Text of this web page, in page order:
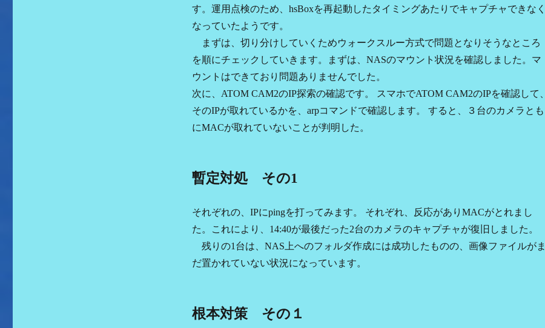
す。運用点検のため、hsBoxを再起動したタイミングあたりでキャプチャできなく
なっていたようです。
まずは、切り分けしていくためウォークスルー方式で問題となりそうなところ
を順にチェックしていきます。まずは、NASのマウント状況を確認しました。マ
ウントはできており問題ありませんでした。
次に、ATOM CAM2のIP探索の確認です。 スマホでATOM CAM2のIPを確認して、
そのIPが取れているかを、arpコマンドで確認します。 すると、３台のカメラとも
にMACが取れていないことが判明した。
暫定対処 その1
それぞれの、IPにpingを打ってみます。 それぞれ、反応がありMACがとれまし
た。これにより、14:40が最後だった2台のカメラのキャプチャが復旧しました。
残りの1台は、NAS上へのフォルダ作成には成功したものの、画像ファイルがま
だ置かれていない状況になっています。
根本対策 その１